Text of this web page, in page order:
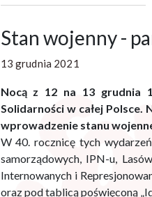
Stan wojenny -
13 grudnia 2021
Nocą z 12 na 13 grudnia
Solidarności w całej Polsce.
wprowadzenie stanu
W 40. rocznicę tych
samorządowych, IPN-u,
Internowanych i
oraz pod tablicą poświęconą